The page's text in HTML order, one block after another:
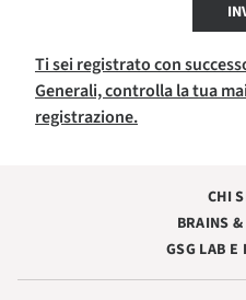
Ti sei registrato con
Generali, controlla la tua
registrazione.
CHI
BRAINS
GSG LAB E